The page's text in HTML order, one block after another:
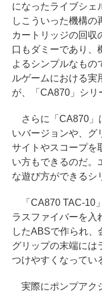
になったライブシェ
しこういった機構の
カートリッジの回収
口もダミーであり、
よるシンプルなもの
ルゲームにおける実
が、「CA870」シリ
さらに「CA870」
いバージョンや、グ
サイトやスコープを
い方もできるのだ。
な遊び方ができるシ
「CA870 TAC-10
ラスファイバーを入
したABSで作られ、
グリップの末端には
つけやすくなってい
実際にポンプアク